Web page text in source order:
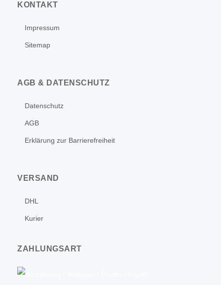
KONTAKT
Impressum
Sitemap
AGB & DATENSCHUTZ
Datenschutz
AGB
Erklärung zur Barrierefreiheit
VERSAND
DHL
Kurier
ZAHLUNGSART